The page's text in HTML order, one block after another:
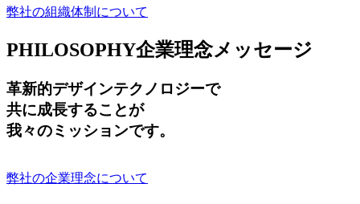
弊社の組織体制について
PHILOSOPHY企業理念メッセージ
革新的デザインテクノロジーで
共に成長することが
我々のミッションです。
弊社の企業理念について